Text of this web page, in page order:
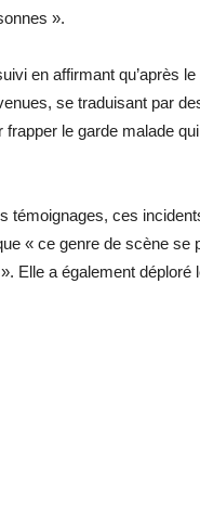
».
en affirmant qu’après
se traduisant par
frapper le garde malade
témoignages, ces
« ce genre de scène se
Elle a également